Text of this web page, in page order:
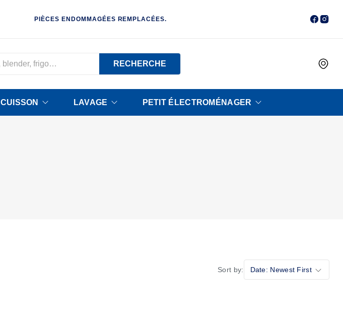
PIÈCES ENDOMMAGÉES REMPLACÉES.
RECHERCHE
CUISSON LAVAGE PETIT ÉLECTROMÉNAGER
Sort by: Date: Newest First